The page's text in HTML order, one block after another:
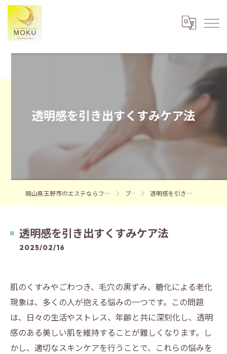
透明感を引き出すくすみケア法
岡山県玉野市のエステならフェイシャルエステサロンMOKU ブログ 透明感を引き出すくすみケア法
透明感を引き出すくすみケア法
2025/02/16
肌のくすみやごわつき、毛穴の黒ずみ、糖化による老化
現象は、多くの人が抱える悩みの一つです。この問題
は、日々の生活やストレス、年齢と共に深刻化し、透明
感のある美しい肌を維持することが難しくなります。し
かし、適切なスキンケアを行うことで、これらの悩みを